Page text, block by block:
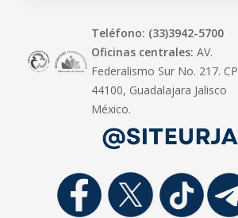
Teléfono: (33)3942-5700
Oficinas centrales: AV.
Federalismo Sur No. 217. CP
44100, Guadalajara Jalisco
México.